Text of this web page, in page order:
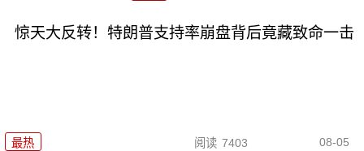
惊天大反转！特朗普支持率崩盘背后竟藏致命一击
最热 阅读 7403 08-05